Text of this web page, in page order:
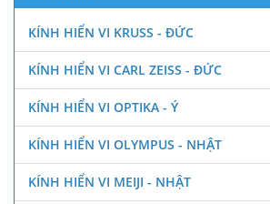
KÍNH HIỂN VI KRUSS - ĐỨC
KÍNH HIỂN VI CARL ZEISS - ĐỨC
KÍNH HIỂN VI OPTIKA - Ý
KÍNH HIỂN VI OLYMPUS - NHẬT
KÍNH HIỂN VI MEIJI - NHẬT